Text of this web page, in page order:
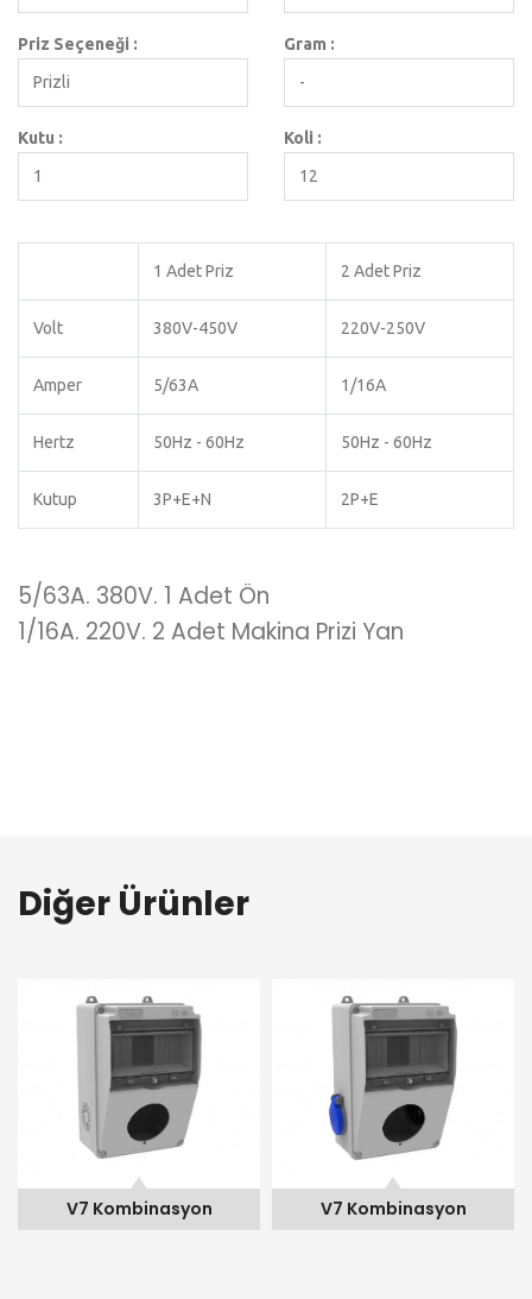
Priz Seçeneği :
Prizli
Gram :
-
Kutu :
1
Koli :
12
1 Adet Priz 2 Adet Priz
Volt 380V-450V 220V-250V
Amper 5/63A 1/16A
Hertz 50Hz - 60Hz 50Hz - 60Hz
Kutup 3P+E+N 2P+E
5/63A. 380V. 1 Adet Ön
1/16A. 220V. 2 Adet Makina Prizi Yan
Diğer Ürünler
V7 Kombinasyon V7 Kombinasyon